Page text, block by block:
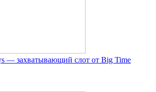
— захватывающий слот от Big Time